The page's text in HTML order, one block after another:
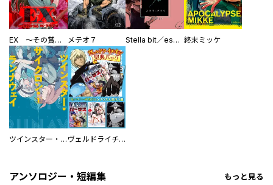
EX ～その賞金稼ぎは、世界の出口を探す～【単行本版】 メテオ７ Stella bit／es【単話版】 終末ミッケ
ツインスター・サイクロン・ランナウェイ ヴェルドライチオシ聖典パック 『転スラ』ミニ画集付き シリウス人気作３選
アンソロジー・短編集 もっと見る